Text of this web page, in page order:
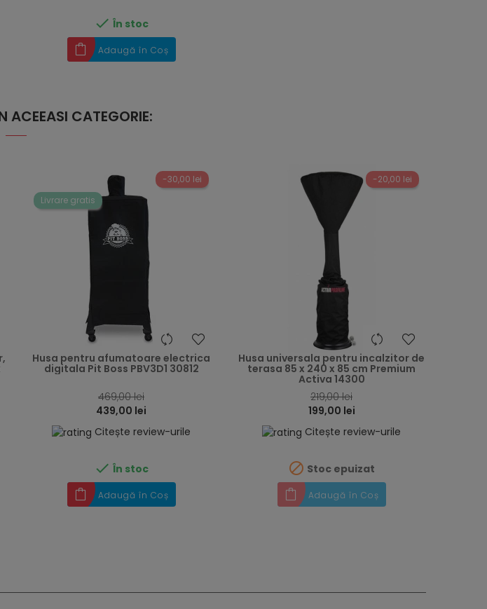
 În stoc
Adaugă în Coș
ACEEASI CATEGORIE:
-30,00 lei
Livrare gratis
heart
Husa pentru afumatoare electrica
digitala Pit Boss PBV3D1 30812
469,00 lei
439,00 lei
Citește review-urile
 În stoc
Adaugă în Coș
-20,00 lei
heart
Husa universala pentru incalzitor de
terasa 85 x 240 x 85 cm Premium
Activa 14300
219,00 lei
199,00 lei
Citește review-urile
 Stoc epuizat
Adaugă în Coș